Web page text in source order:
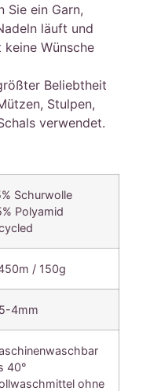
Sie ein Garn,
läuft und
Wünsche
Beliebtheit
Stulpen,
verwendet.
Schurwolle
Polyamid
/ 150g
4mm
40°
ohne